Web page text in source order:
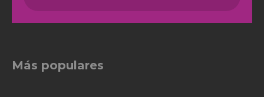
Más populares